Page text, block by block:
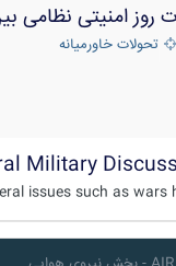
روز امنیتی نظامی
تحولات خاورمیانه
Military
issues such as wars